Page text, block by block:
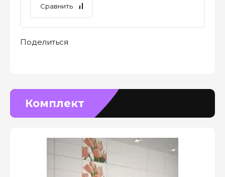
Сравнить
Поделиться
Комплект